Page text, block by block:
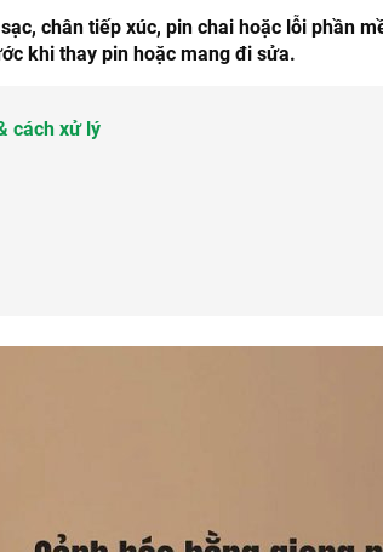
chân tiếp xúc, pin chai hoặc lỗi phần
khi thay pin hoặc mang đi sửa.
cách xử lý